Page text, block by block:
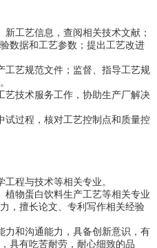
新工艺信息，查阅相关技术文献；
数据和工艺参数；提出工艺改进
工艺规范文件；监督、指导工艺规
艺技术服务工作，协助生产厂解决
试过程，核对工艺控制点和质量控
工程与技术等相关专业。
植物蛋白饮料生产工艺等相关专业
，擅长论文、专利写作相关经验
力和沟通能力，具备创新意识，有
具有吃苦耐劳，耐心细致的品